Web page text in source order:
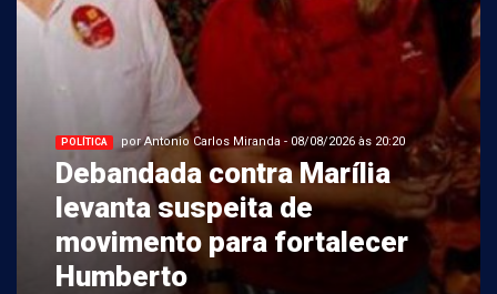
POLÍTICA por Antonio Carlos Miranda - 08/08/2026 às 20:20
Debandada contra Marília
levanta suspeita de
movimento para fortalecer
Humberto